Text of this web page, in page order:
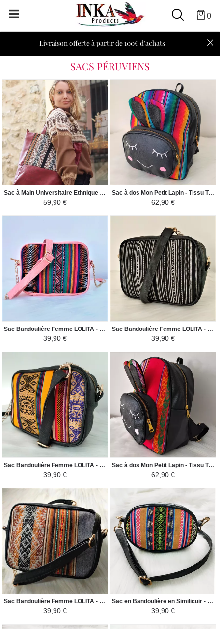
0
Livraison offerte à partir de 100€ d'achats
SACS PÉRUVIENS
Sac à Main Universitaire Ethnique XL - Tissu Péruvien - Bordeaux/ Nuances de Marron
59,90 €
Sac à dos Mon Petit Lapin - Tissu Traditionnel Péruvien Guacamayo - Coloré
62,90 €
Sac Bandoulière Femme LOLITA - Toile Péruvienne Motifs Ethniques - Rose / Coloré
39,90 €
Sac Bandoulière Femme LOLITA - Toile Péruvienne Motifs Ethniques - Blanc / Noir
39,90 €
Sac Bandoulière Femme LOLITA - Toile Péruvienne Motifs Ethniques - Jaune / Coloré
39,90 €
Sac à dos Mon Petit Lapin - Tissu Traditionnel Péruvien Blanquirroja - Rouge et Blanc
62,90 €
Sac Bandoulière Femme LOLITA - Toile Péruvienne Motifs Ethniques - Gris Foncé / Nuances Marron
39,90 €
Sac en Bandoulière en Similicuir - Rond - Beige Clair / Couleurs Incas
39,90 €